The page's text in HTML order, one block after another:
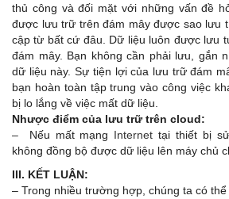
thủ công và đối mặt với những vấn đề
được lưu trữ trên đám mây được sao lưu
cập từ bất cứ đâu. Dữ liệu luôn được lưu
đám mây. Bạn không cần phải lưu, gắn
dữ liệu này. Sự tiện lợi của lưu trữ đám
bạn hoàn toàn tập trung vào công việc
bị lo lắng về việc mất dữ liệu.
Nhược điểm của lưu trữ trên cloud:
– Nếu mất mạng Internet tại thiết bị
không đồng bộ được dữ liệu lên máy chủ
III. KẾT LUẬN:
– Trong nhiều trường hợp, chúng ta có